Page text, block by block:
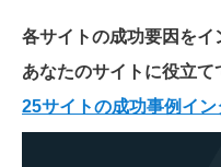
各サイトの成功要因をイ
あなたのサイトに役立て
25サイトの成功事例イ